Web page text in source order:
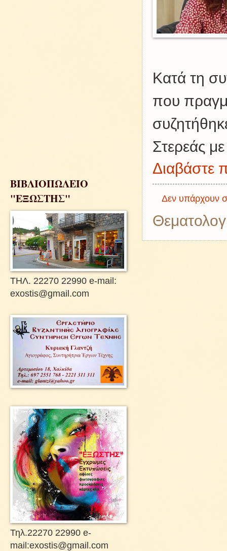
Κατά τη
που
Στερεάς
Διαβάστε
Δεν υπάρχουν
ΒΙΒΛΙΟΠΩΛΕΙΟ
"ΕΞΩΣΤΗΣ"
ΤΗΛ. 22270 22990 e-mail:
exostis@gmail.com
Τηλ.22270 22990 e-
mail:exostis@gmail.com